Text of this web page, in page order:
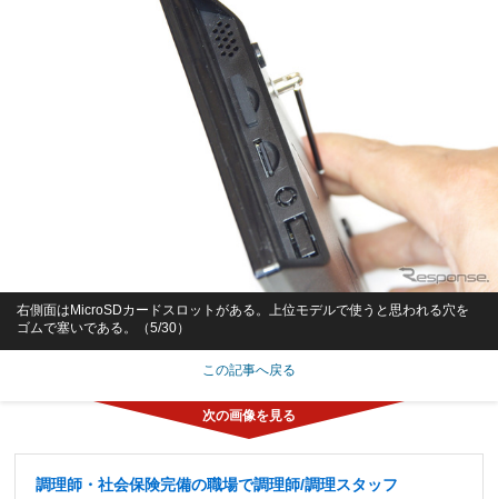
右側面はMicroSDカードスロットがある。上位モデルで使うと思われる穴を
ゴムで塞いである。（5/30）
この記事へ戻る
調理師・社会保険完備の職場で調理師/調理スタッフ